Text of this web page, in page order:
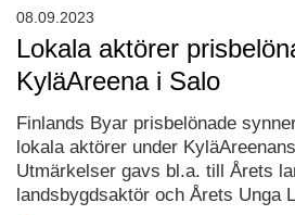
Lokala aktörer
KyläAreena i Salo
Finlands Byar prisbelönade
lokala aktörer under
Utmärkelser gavs bl.a. till Årets
landsbygdsaktör och Årets Unga
08.09.2023